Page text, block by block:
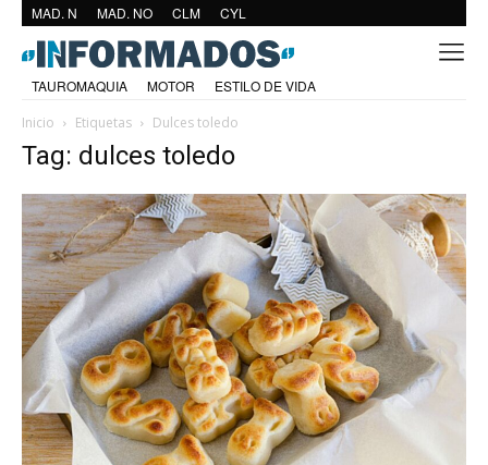
MAD. N MAD. NO CLM CYL
TAUROMAQUIA MOTOR
ESTILO DE VIDA
Inicio
Etiquetas Dulces toledo
Tag: dulces toledo